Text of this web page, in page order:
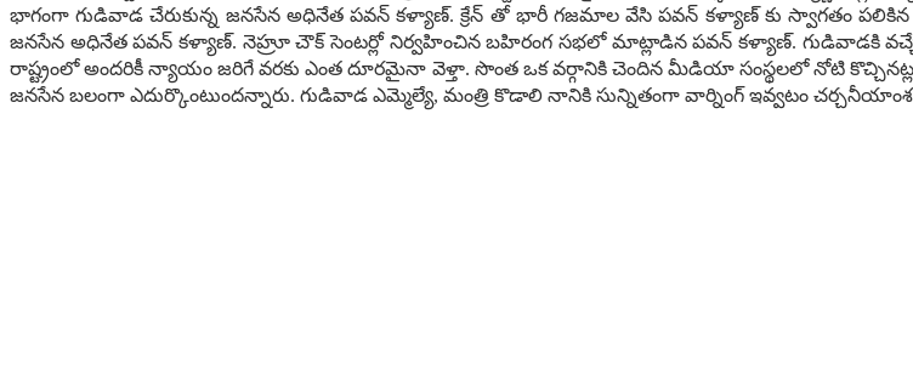
భాగంగా గుడివాడ చేరుకున్న జనసేన అధినేత పవన్ కళ్యాణ్. క్రేన్ తో భారీ గజమాల వేసి పవన్ కళ్యాణ్ కు స్వాగతం
జనసేన అధినేత పవన్ కళ్యాణ్. నెహ్రూ చౌక్ సెంటర్లో నిర్వహించిన బహిరంగ సభలో మాట్లాడిన పవన్ కళ్యాణ్. గుడివాడకి వచ్చే
రాష్ట్రంలో అందరికీ న్యాయం జరిగే వరకు ఎంత దూరమైనా వెళ్తా. సొంత ఒక వర్గానికి చెందిన మీడియా సంస్థలలో నోటి
జనసేన బలంగా ఎదుర్కొంటుంద‌న్నారు. గుడివాడ ఎమ్మెల్యే, మంత్రి కొడాలి నానికి సున్నితంగా వార్నింగ్ ఇవ్వ‌టం